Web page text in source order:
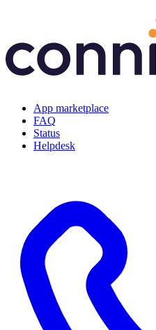
App marketplace
FAQ
Status
Helpdesk